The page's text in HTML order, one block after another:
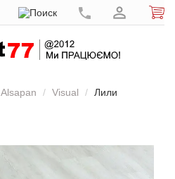
Alsapan Visual Лили